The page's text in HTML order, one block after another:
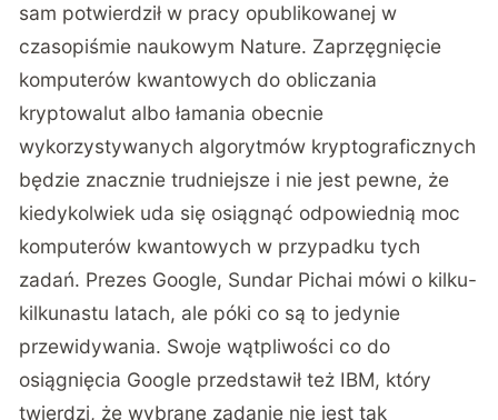
sam potwierdził w pracy opublikowanej w
czasopiśmie naukowym Nature. Zaprzęgnięcie
komputerów kwantowych do obliczania
kryptowalut albo łamania obecnie
wykorzystywanych algorytmów kryptograficznych
będzie znacznie trudniejsze i nie jest pewne, że
kiedykolwiek uda się osiągnąć odpowiednią moc
komputerów kwantowych w przypadku tych
zadań. Prezes Google, Sundar Pichai mówi o kilku-
kilkunastu latach, ale póki co są to jedynie
przewidywania. Swoje wątpliwości co do
osiągnięcia Google przedstawił też IBM, który
twierdzi, że wybrane zadanie nie jest tak